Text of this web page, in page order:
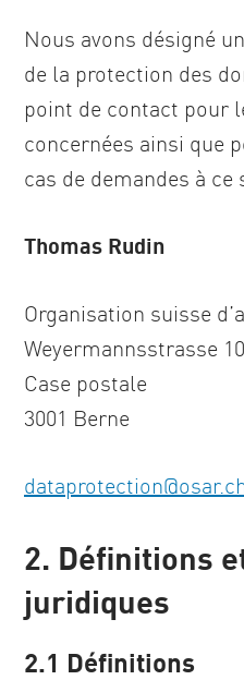
Nous avons désigné
de la protection des
point de contact pour
concernées ainsi que
cas de demandes à ce
Thomas Rudin
Organisation suisse
Weyermannsstrasse 10
Case postale
3001 Berne
dataprotection@osar.
2. Définitions
juridiques
2.1 Définitions